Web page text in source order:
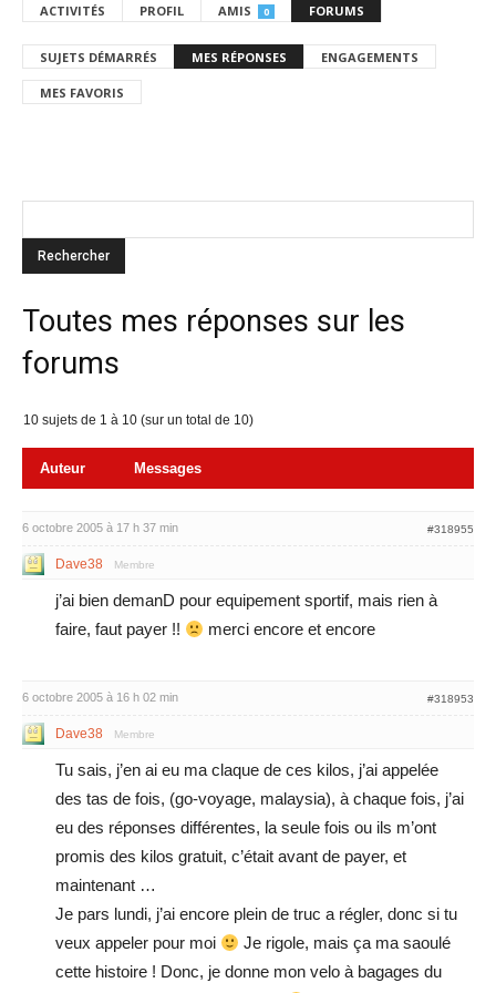
ACTIVITÉS PROFIL AMIS 0 FORUMS
SUJETS DÉMARRÉS MES RÉPONSES ENGAGEMENTS
MES FAVORIS
Toutes mes réponses sur les
forums
10 sujets de 1 à 10 (sur un total de 10)
Auteur Messages
6 octobre 2005 à 17 h 37 min #318955
Dave38 Membre
j’ai bien demanD pour equipement sportif, mais rien à
faire, faut payer !!
merci encore et encore
6 octobre 2005 à 16 h 02 min #318953
Dave38 Membre
Tu sais, j’en ai eu ma claque de ces kilos, j’ai appelée
des tas de fois, (go-voyage, malaysia), à chaque fois, j’ai
eu des réponses différentes, la seule fois ou ils m’ont
promis des kilos gratuit, c’était avant de payer, et
maintenant …
Je pars lundi, j’ai encore plein de truc a régler, donc si tu
veux appeler pour moi
Je rigole, mais ça ma saoulé
cette histoire ! Donc, je donne mon velo à bagages du